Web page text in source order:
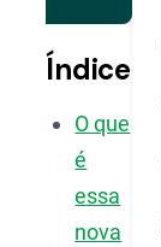
Índice
O que
é
essa
nova